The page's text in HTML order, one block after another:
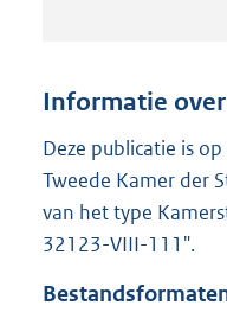
Informatie
Deze publicatie is
Tweede Kamer der
van het type
32123-VIII-111".